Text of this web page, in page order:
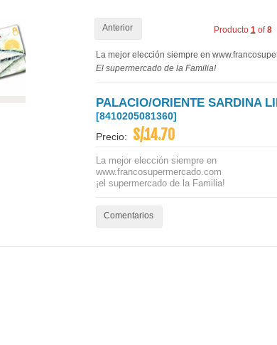
Anterior Producto 1 of8
La mejor elección siempre en
El supermercado de la Familia!
PALACIO/ORIENTE SARDINA
[8410205081360]
Precio: S/.14.70
La mejor elección siempre en
www.francosupermercado.com
¡el supermercado de la Familia!
Comentarios